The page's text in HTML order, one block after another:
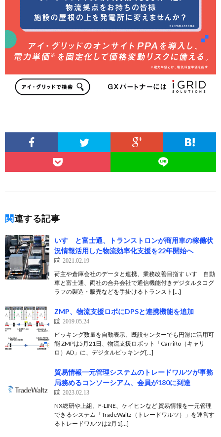
関連する記事
いすゞと富士通、トランストロンが商用車の稼働状
況情報活用した物流効率化支援を22年開始へ
2021.02.19
荷主や倉庫会社のデータと連携、業務改善目指す いすゞ自動
車と富士通、両社の合弁会社で通信機能付きデジタルタコグ
ラフの製造・販売などを手掛けるトランスト[…]
ZMP、物流支援ロボにDPSと連携機能を追加
2019.05.24
ピッキング数量を自動表示、既設センターでも円滑に活用可
能 ZMPは5月21日、物流支援ロボット「CarriRo（キャリ
ロ）AD」に、デジタルピッキング[…]
貿易情報一元管理システムのトレードワルツが事務
局務めるコンソーシアム、会員が180に到達
2023.02.13
NX総研や上組、F-LINE、ケイヒンなど 貿易情報を一元管理
できるシステム「TradeWaltz（トレードワルツ）」を運営す
るトレードワルツは2月1[…]